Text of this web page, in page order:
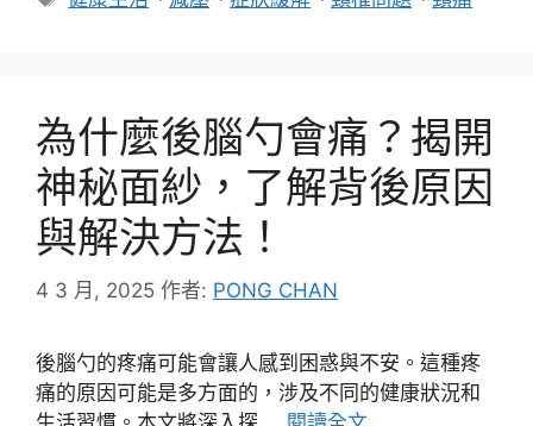
為什麼後腦勺會痛？揭開
神秘面紗，了解背後原因
與解決方法！
4 3 月, 2025 作者: PONG CHAN
後腦勺的疼痛可能會讓人感到困惑與不安。這種疼
痛的原因可能是多方面的，涉及不同的健康狀況和